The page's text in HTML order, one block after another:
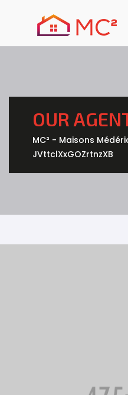
Demande de devis
OUR
MC² - Maisons
JVttclXxGOZrtnzXB